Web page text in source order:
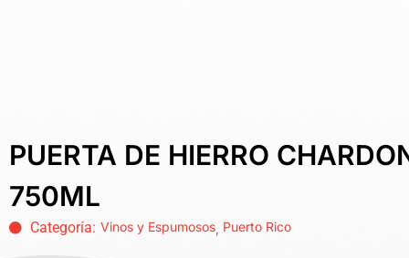
PUERTA DE HIERRO
750ML
Categoría: Vinos y Espumosos, Puerto Rico